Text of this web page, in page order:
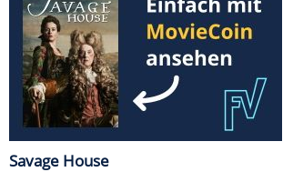
Savage House